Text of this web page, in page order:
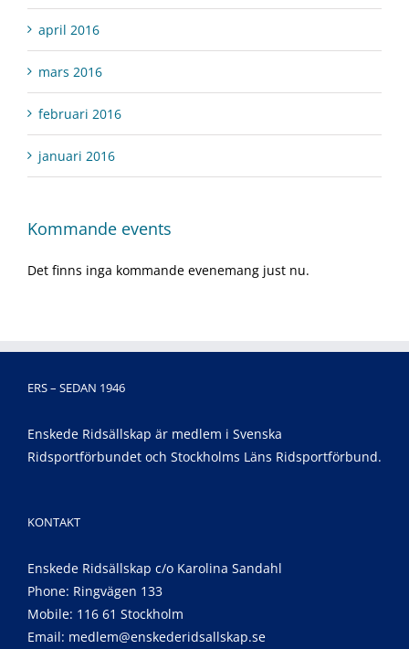
april 2016
mars 2016
februari 2016
januari 2016
Kommande events
Det finns inga kommande evenemang just nu.
ERS – SEDAN 1946
Enskede Ridsällskap är medlem i Svenska
Ridsportförbundet och Stockholms Läns Ridsportförbund.
KONTAKT
Enskede Ridsällskap c/o Karolina Sandahl
Phone: Ringvägen 133
Mobile: 116 61 Stockholm
Email: medlem@enskederidsallskap.se